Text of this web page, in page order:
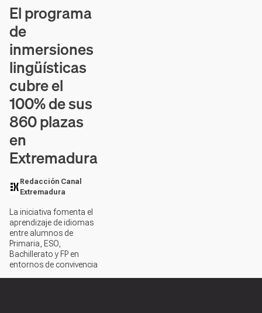
El programa
de
inmersiones
lingüísticas
cubre el
100% de sus
860 plazas
en
Extremadura
Redacción Canal
Extremadura
La iniciativa fomenta el
aprendizaje de idiomas
entre alumnos de
Primaria, ESO,
Bachillerato y FP en
entornos de convivencia